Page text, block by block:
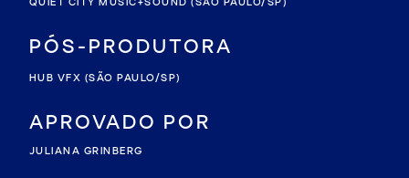
PÓS-PRODUTORA
HUB VFX (SÃO PAULO/SP)
APROVADO POR
JULIANA GRINBERG